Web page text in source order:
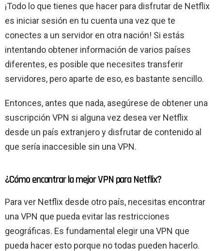
¡Todo lo que tienes que hacer para disfrutar de Netflix
es iniciar sesión en tu cuenta una vez que te
conectes a un servidor en otra nación! Si estás
intentando obtener información de varios países
diferentes, es posible que necesites transferir
servidores, pero aparte de eso, es bastante sencillo.
Entonces, antes que nada, asegúrese de obtener una
suscripción VPN si alguna vez desea ver Netflix
desde un país extranjero y disfrutar de contenido al
que sería inaccesible sin una VPN.
¿Cómo encontrar la mejor VPN para Netflix?
Para ver Netflix desde otro país, necesitas encontrar
una VPN que pueda evitar las restricciones
geográficas. Es fundamental elegir una VPN que
pueda hacer esto porque no todas pueden hacerlo.